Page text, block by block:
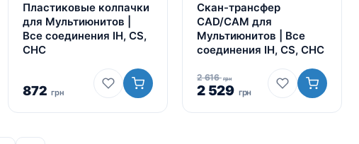
Пластиковые колпачки
для Мультиюнитов |
Все соединения IH, CS,
CHC
872 грн
Скан-трансфер
CAD/CAM для
Мультиюнитов | Все
соединения IH, CS, CHC
2 616 грн
2 529 грн